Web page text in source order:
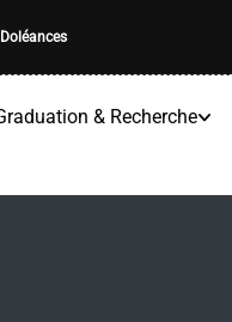
Doléances
& Recherche